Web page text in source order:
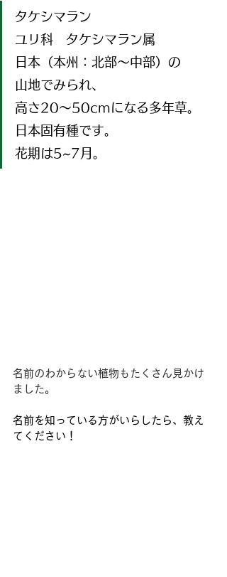
タケシマラン
ユリ科　タケシマラン属
日本（本州：北部～中部）の
山地でみられ、
高さ20～50cmになる多年草。
日本固有種です。
花期は5~7月。
名前のわからない植物もたくさん見かけ
ました。
名前を知っている方がいらしたら、教え
てください！